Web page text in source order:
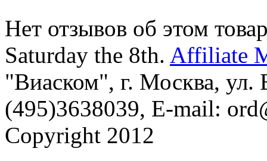
Нет отзывов об этом
Saturday the 8th. Affiliate
"Виаском", г. Москва, ул.
(495)3638039, E-mail:
Copyright 2012